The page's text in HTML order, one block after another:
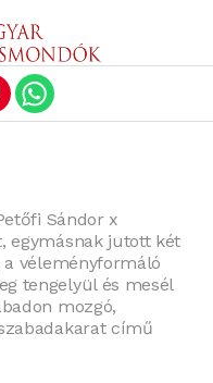
Sándor x
egymásnak jutott két
véleményformáló
tengelyül és mesél
mozgó,
című